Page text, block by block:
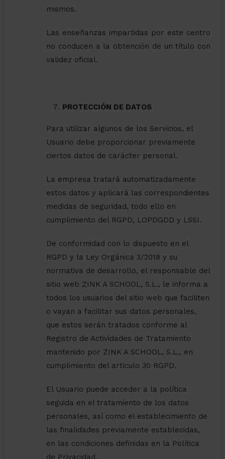
mismos.
Las enseñanzas impartidas por este centro
no conducen a la obtención de un título con
validez oficial.
PROTECCIÓN DE DATOS
Para utilizar algunos de los Servicios, el
Usuario debe proporcionar previamente
ciertos datos de carácter personal.
La empresa tratará automatizadamente
estos datos y aplicará las correspondientes
medidas de seguridad, todo ello en
cumplimiento del RGPD, LOPDGDD y LSSI.
De conformidad con lo dispuesto en el
RGPD y la Ley Orgánica 3/2018 y su
normativa de desarrollo, el responsable del
sitio web ZINK A SCHOOL, S.L., le informa a
todos los usuarios del sitio web que faciliten
o vayan a facilitar sus datos personales,
que estos serán tratados conforme al
Registro de Actividades de Tratamiento
mantenido por ZINK A SCHOOL, S.L., en
cumplimiento del artículo 30 RGPD.
El Usuario puede acceder a la política
seguida en el tratamiento de los datos
personales, así como el establecimiento de
las finalidades previamente establecidas,
en las condiciones definidas en la Política
de Privacidad.